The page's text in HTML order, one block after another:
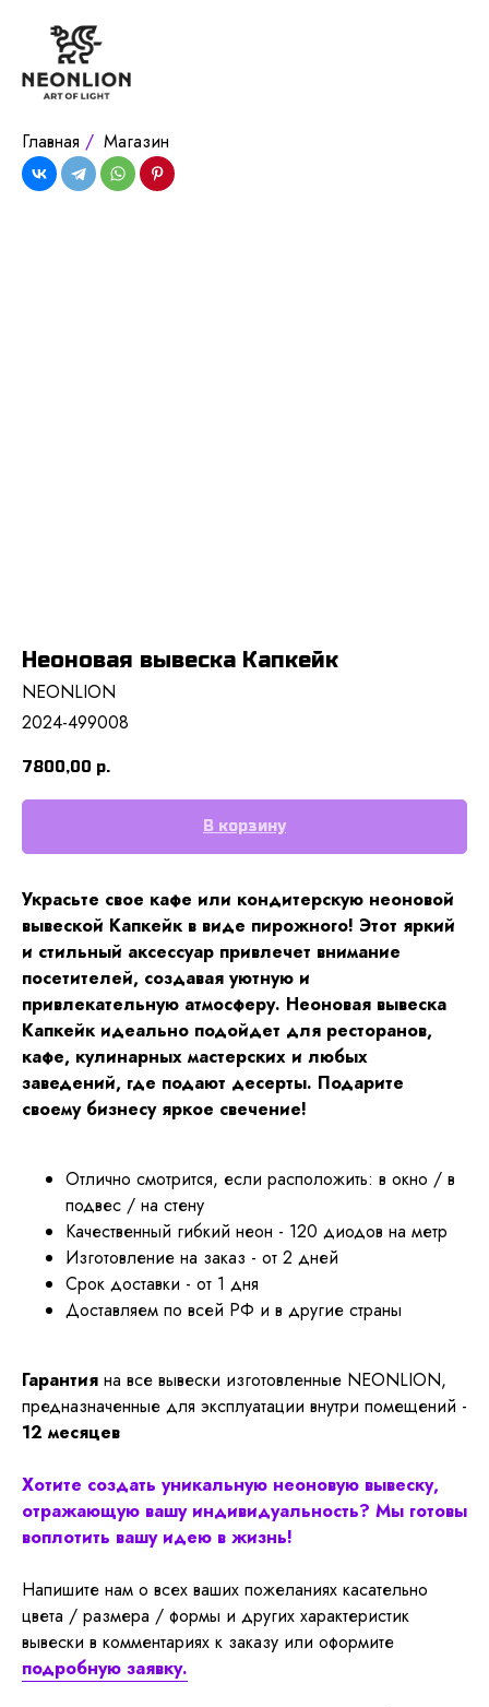
Главная / Магазин
Неоновая вывеска Капкейк
NEONLION
2024-499008
7800,00 р.
В корзину
Украсьте свое кафе или кондитерскую неоновой
вывеской Капкейк в виде пирожного! Этот яркий
и стильный аксессуар привлечет внимание
посетителей, создавая уютную и
привлекательную атмосферу. Неоновая вывеска
Капкейк идеально подойдет для ресторанов,
кафе, кулинарных мастерских и любых
заведений, где подают десерты. Подарите
своему бизнесу яркое свечение!
Отлично смотрится, если расположить: в окно / в
подвес / на стену
Качественный гибкий неон - 120 диодов на метр
Изготовление на заказ - от 2 дней
Срок доставки - от 1 дня
Доставляем по всей РФ и в другие страны
Гарантия на все вывески изготовленные NEONLION,
предназначенные для эксплуатации внутри помещений -
12 месяцев
Хотите создать уникальную неоновую вывеску,
отражающую вашу индивидуальность? Мы готовы
воплотить вашу идею в жизнь!
Напишите нам о всех ваших пожеланиях касательно
цвета / размера / формы и других характеристик
вывески в комментариях к заказу или оформите
подробную заявку.